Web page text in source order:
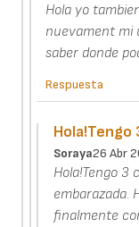
Hola yo
nuevament mi
saber donde
Respuesta
Soraya26 Abr
Hola!Tengo 3
embarazada.
finalmente